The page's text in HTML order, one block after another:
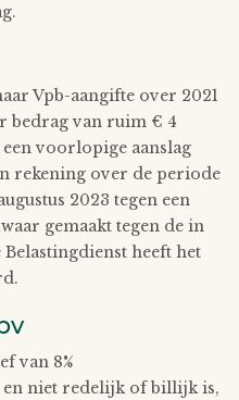
Vpb-aangifte over 2021
bedrag van ruim € 4
voorlopige aanslag
rekening over de periode
2023 tegen een
gemaakt tegen de in
heeft het
van 8%
niet redelijk of billijk is,